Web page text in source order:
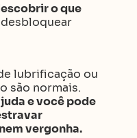
o que
lubrificação ou
são normais.
e você pode
vergonha.